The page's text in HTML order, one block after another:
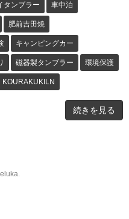
タンブラー 車中泊
肥前吉田焼
キャンピングカー
磁器製タンブラー 環境保護
KOURAKUKILN
続きを見る